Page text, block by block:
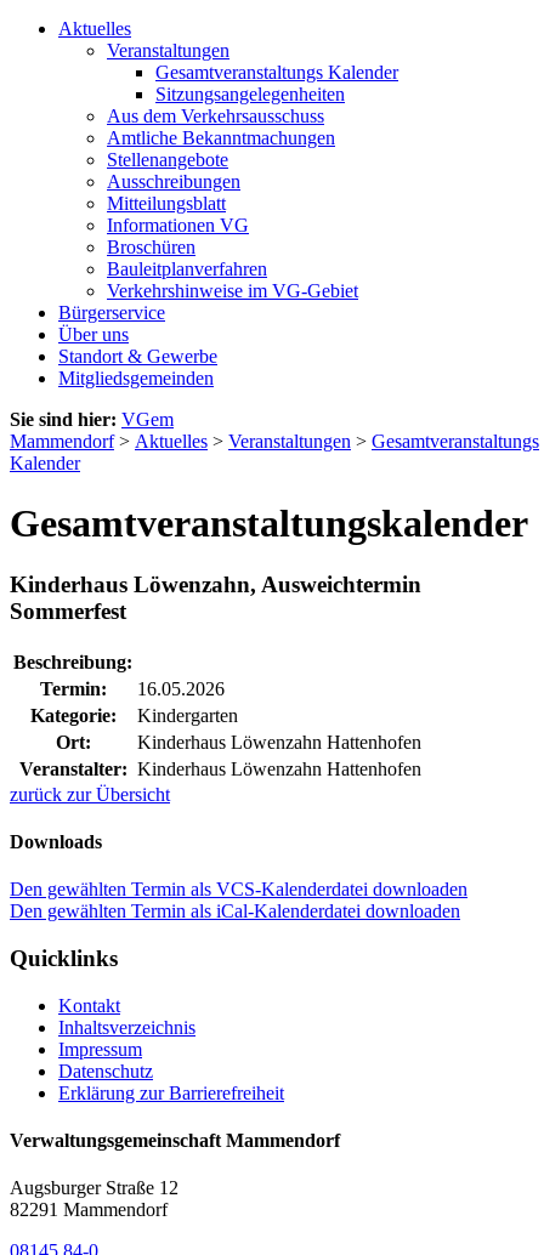
Aktuelles
Veranstaltungen
Gesamtveranstaltungs Kalender
Sitzungsangelegenheiten
Aus dem Verkehrsausschuss
Amtliche Bekanntmachungen
Stellenangebote
Ausschreibungen
Mitteilungsblatt
Informationen VG
Broschüren
Bauleitplanverfahren
Verkehrshinweise im VG-Gebiet
Bürgerservice
Über uns
Standort & Gewerbe
Mitgliedsgemeinden
Sie sind hier: VGem
Mammendorf> Aktuelles > Veranstaltungen > Gesamtveranstaltungs
Kalender
Gesamtveranstaltungskalender
Kinderhaus Löwenzahn, Ausweichtermin
Sommerfest
Beschreibung:
Termin:
16.05.2026
Kategorie:
Kindergarten
Ort:
Kinderhaus Löwenzahn Hattenhofen
Veranstalter: Kinderhaus Löwenzahn Hattenhofen
zurück zur Übersicht
Downloads
Den gewählten Termin als VCS-Kalenderdatei downloaden
Den gewählten Termin als iCal-Kalenderdatei downloaden
Quicklinks
Kontakt
Inhaltsverzeichnis
Impressum
Datenschutz
Erklärung zur Barrierefreiheit
Verwaltungsgemeinschaft Mammendorf
Augsburger Straße 12
82291 Mammendorf